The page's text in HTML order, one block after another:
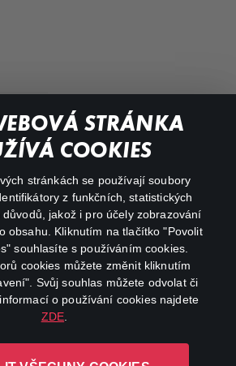
STRÁNKA
COOKIES
stránkách se používají soubory
z funkčních, statistických
jakož i pro účely zobrazování
obsahu. Kliknutím na tlačítko "Povolit
souhlasíte s používáním cookies.
cookies můžete změnit kliknutím
Svůj souhlas můžete odvolat či
o používání cookies najdete
ZDE